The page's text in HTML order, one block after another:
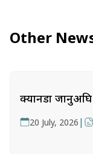
Other
क्यानडा जानुअघि
20 July, 2026 |